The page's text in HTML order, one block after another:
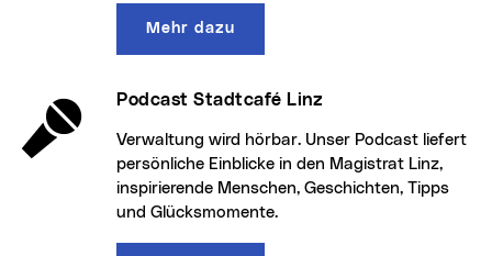
Services der Stadt
Sport- und Gesundheitsplattform
fit.linz.at vereint das gesamte Sport- und
Plattform. Sport-Atlas und Gesundheits-
Kompass geben Orientierung, ein
Servicebereich und ein Blog mit Expertentipps
ergänzen das digitale Angebot.